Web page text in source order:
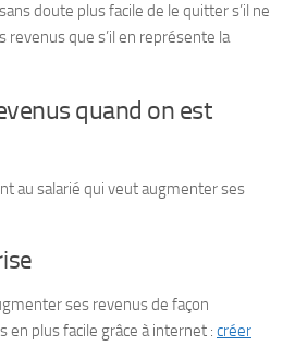
doute plus facile de le quitter s’il ne
revenus que s’il en représente la
quand on est
au salarié qui veut augmenter ses
ses revenus de façon
en plus facile grâce à internet : créer